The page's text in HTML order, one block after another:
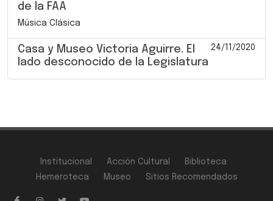
de la FAA
Música Clásica
Casa y Museo Victoria Aguirre. El
lado desconocido de la Legislatura
24/11/2020
Institucional Acción Cultural
Biblioteca
Hemeroteca
Museo Sitios Recomendados